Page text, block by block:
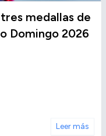
medallas de
Domingo 2026
Leer más